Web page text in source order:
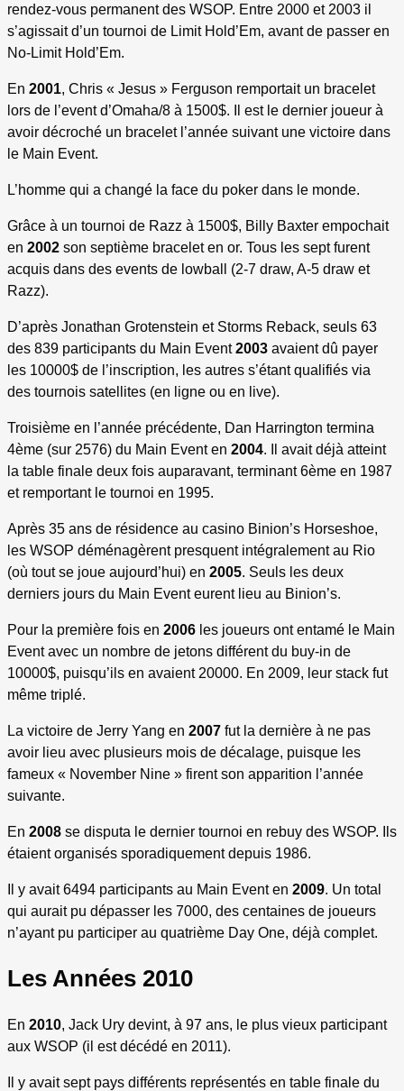
rendez-vous permanent des WSOP. Entre 2000 et 2003 il
s’agissait d’un tournoi de Limit Hold’Em, avant de passer en
No-Limit Hold’Em.
En 2001, Chris « Jesus » Ferguson remportait un bracelet
lors de l’event d’Omaha/8 à 1500$. Il est le dernier joueur à
avoir décroché un bracelet l’année suivant une victoire dans
le Main Event.
L’homme qui a changé la face du poker dans le monde.
Grâce à un tournoi de Razz à 1500$, Billy Baxter empochait
en 2002 son septième bracelet en or. Tous les sept furent
acquis dans des events de lowball (2-7 draw, A-5 draw et
Razz).
D’après Jonathan Grotenstein et Storms Reback, seuls 63
des 839 participants du Main Event2003 avaient dû payer
les 10000$ de l’inscription, les autres s’étant qualifiés via
des tournois satellites (en ligne ou en live).
Troisième en l’année précédente, Dan Harrington termina
4ème (sur 2576) du Main Event en 2004. Il avait déjà atteint
la table finale deux fois auparavant, terminant 6ème en 1987
et remportant le tournoi en 1995.
Après 35 ans de résidence au casino Binion’s Horseshoe,
les WSOP déménagèrent presquent intégralement au Rio
(où tout se joue aujourd’hui) en 2005. Seuls les deux
derniers jours du Main Event eurent lieu au Binion’s.
Pour la première fois en 2006 les joueurs ont entamé le Main
Event avec un nombre de jetons différent du buy-in de
10000$, puisqu’ils en avaient 20000. En 2009, leur stack fut
même triplé.
La victoire de Jerry Yang en 2007 fut la dernière à ne pas
avoir lieu avec plusieurs mois de décalage, puisque les
fameux « November Nine » firent son apparition l’année
suivante.
En 2008 se disputa le dernier tournoi en rebuy des WSOP. Ils
étaient organisés sporadiquement depuis 1986.
Il y avait 6494 participants au Main Event en 2009. Un total
qui aurait pu dépasser les 7000, des centaines de joueurs
n’ayant pu participer au quatrième Day One, déjà complet.
Les Années 2010
En 2010, Jack Ury devint, à 97 ans, le plus vieux participant
aux WSOP (il est décédé en 2011).
Il y avait sept pays différents représentés en table finale du